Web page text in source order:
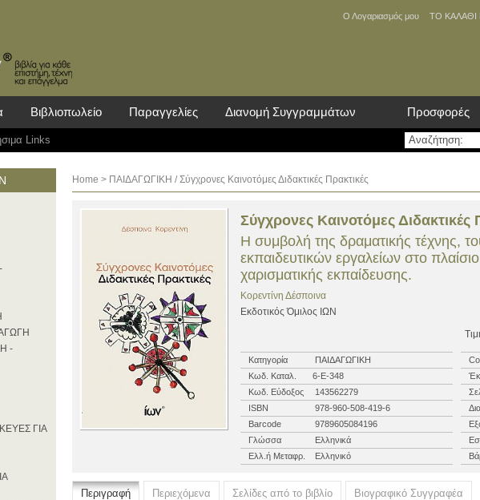
Ο Λογαριασμός μου ΤΟ
Βιβλιοπωλείο Παραγγελίες Διανομή Συγγραμμάτων Προσφορές
Links
-
ΓΙΑ
Home > ΠΑΙΔΑΓΩΓΙΚΗ / Σύγχρονες Καινοτόμες Διδακτικές Πρακτικές
Σύγχρονες Καινοτόμες Διδακτικές
Η συμβολή της δραματικής τέχνης,
εκπαιδευτικών εργαλείων στο πλαίσιο
χαρισματικής εκπαίδευσης.
Κορεντίνη Δέσποινα
Εκδοτικός Όμιλος ΙΩΝ
Κατηγορία ΠΑΙΔΑΓΩΓΙΚΗ
Κωδ. Καταλ.
6-Ε-348
Κωδ. Εύδοξος
143562279
ISBN
978-960-508-419-6
Barcode
9789605084196
Γλώσσα
Ελληνικά
Ελλ.ή Μεταφρ.
Ελληνικό
Περιγραφή Περιεχόμενα Σελίδες από το βιβλίο Βιογραφικό Συγγραφέα